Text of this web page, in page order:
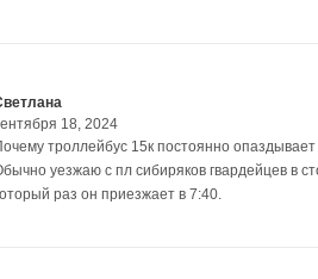
18, 2024
троллейбус 15к постоянно
уезжаю с пл сибиряков гвардейцев в
раз он приезжает в 7:40.